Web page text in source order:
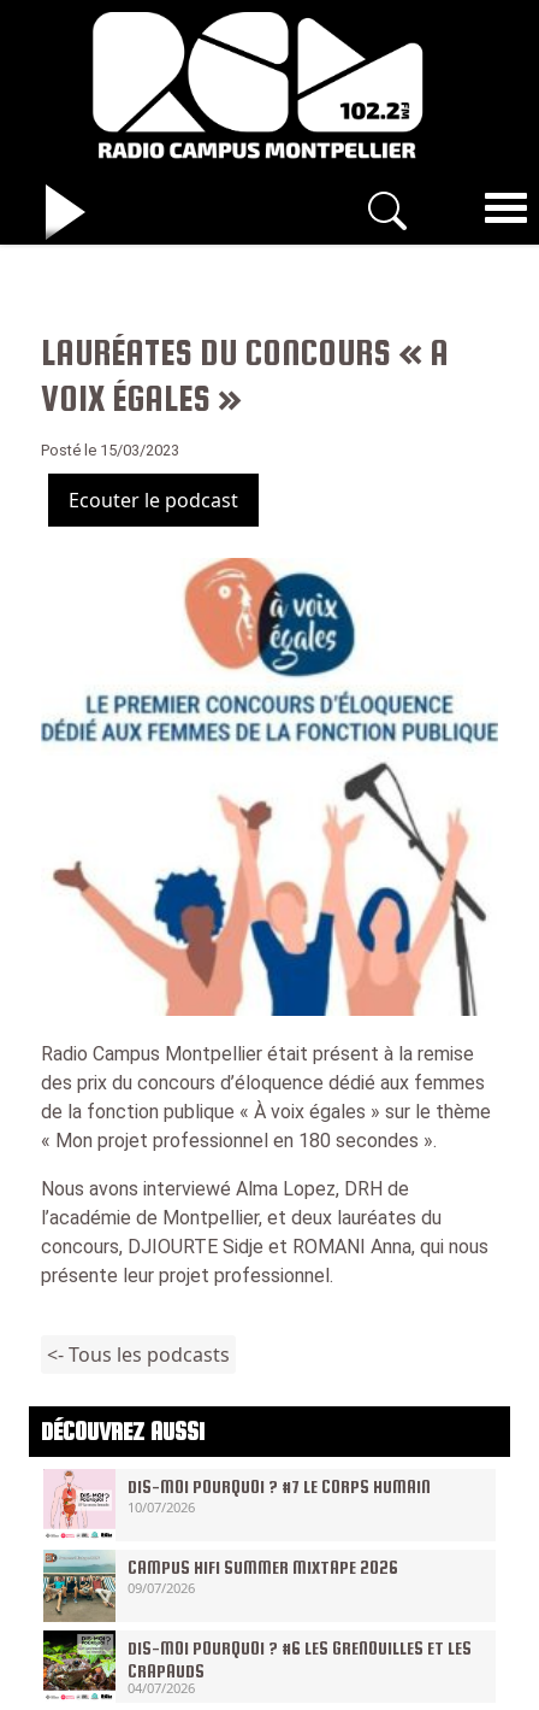
LAURÉATES DU CONCOURS « A
VOIX ÉGALES »
Posté le 15/03/2023
Ecouter le podcast
Radio Campus Montpellier était présent à la remise
des prix du concours d’éloquence dédié aux femmes
de la fonction publique « À voix égales » sur le thème
« Mon projet professionnel en 180 secondes ».
Nous avons interviewé Alma Lopez, DRH de
l’académie de Montpellier, et deux lauréates du
concours, DJIOURTE Sidje et ROMANI Anna, qui nous
présente leur projet professionnel.
<- Tous les podcasts
DÉCOUVREZ AUSSI
DIS-MOI POURQUOI ? #7 LE CORPS HUMAIN
10/07/2026
CAMPUS HIFI SUMMER MIXTAPE 2026
09/07/2026
DIS-MOI POURQUOI ? #6 LES GRENOUILLES ET LES
CRAPAUDS
04/07/2026